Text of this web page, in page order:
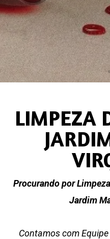
LIMPEZA
Procurando por
Jardim
Contamos com